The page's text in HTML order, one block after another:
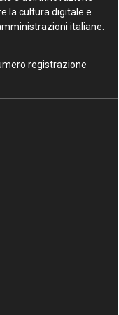
la cultura digitale e
italiane.
registrazione